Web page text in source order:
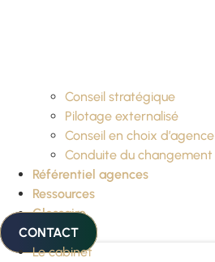
Conseil stratégique
Pilotage externalisé
Conseil en choix d’agence
Conduite du changement
Référentiel agences
Ressources
Glossaire
CONTACT
Le cabinet